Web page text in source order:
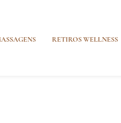
RETIROS WELLNESS